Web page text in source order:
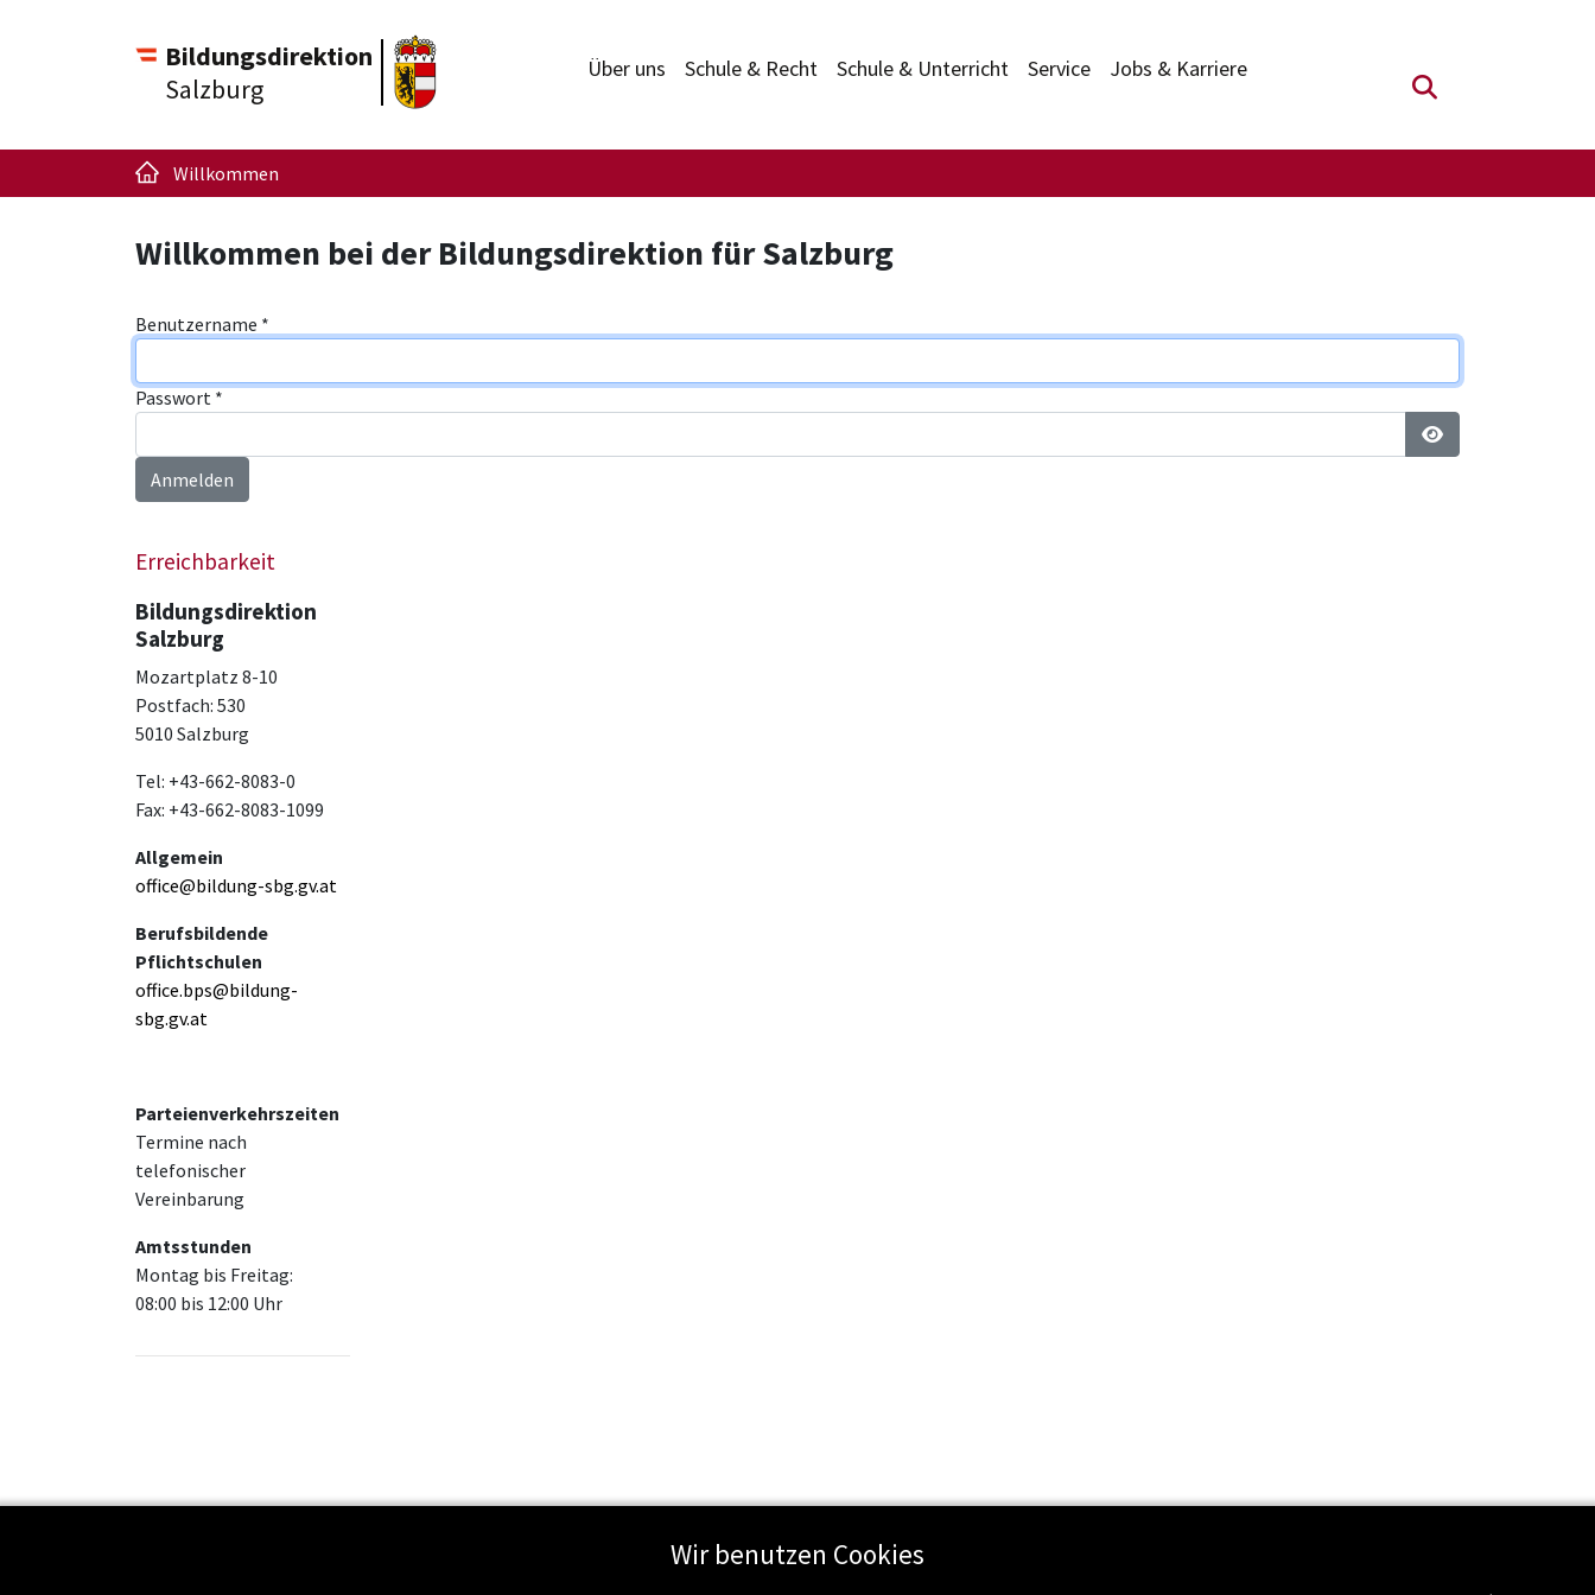
Bildungsdirektion
Salzburg
Über uns Schule & Recht Schule & Unterricht Service Jobs & Karriere
Suchfeld
Willkommen
Willkommen bei der Bildungsdirektion für Salzburg
Benutzername *
Passwort *
Passwort anzeigen
Anmelden
Erreichbarkeit
Bildungsdirektion
Salzburg
Mozartplatz 8-10
Postfach: 530
5010 Salzburg
Tel: +43-662-8083-0
Fax: +43-662-8083-1099
Allgemein
office@bildung-sbg.gv.at
Berufsbildende
Pflichtschulen
office.bps@bildung-
sbg.gv.at
Parteienverkehrszeiten
Termine nach
telefonischer
Vereinbarung
Amtsstunden
Montag bis Freitag:
08:00 bis 12:00 Uhr
Wir benutzen Cookies